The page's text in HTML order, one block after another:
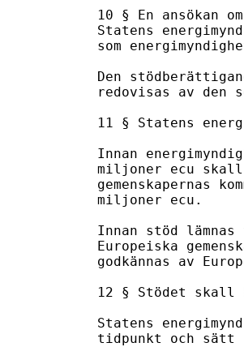
10 § En
Statens
som
Den
redovisas av den
11 § Statens
Innan
miljoner ecu
gemenskapernas
miljoner ecu.
Innan stöd
Europeiska
godkännas av
12 § Stödet
Statens
tidpunkt och sätt